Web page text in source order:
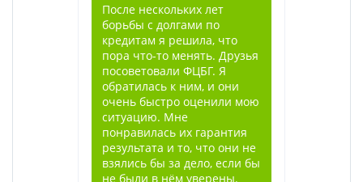
После нескольких лет
борьбы с долгами по
кредитам я решила, что
пора что-то менять. Друзья
посоветовали ФЦБГ. Я
обратилась к ним, и они
очень быстро оценили мою
ситуацию. Мне
понравилась их гарантия
результата и то, что они не
взялись бы за дело, если бы
не были в нём уверены.